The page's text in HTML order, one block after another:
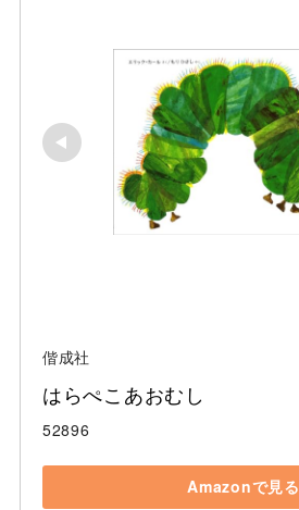
偕成社
はらぺこあおむし
52896
Amazonで見る